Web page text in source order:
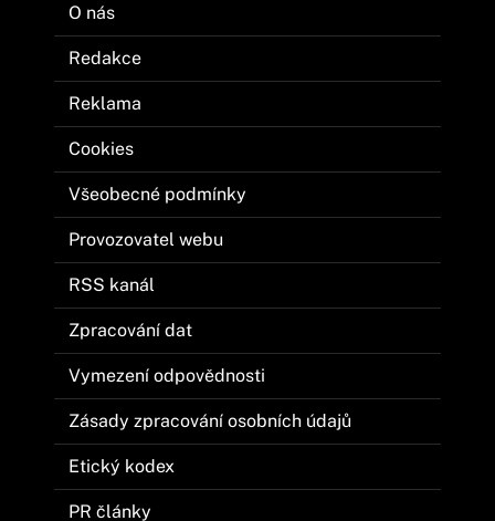
O nás
Redakce
Reklama
Cookies
Všeobecné podmínky
Provozovatel webu
RSS kanál
Zpracování dat
Vymezení odpovědnosti
Zásady zpracování osobních údajů
Etický kodex
PR články